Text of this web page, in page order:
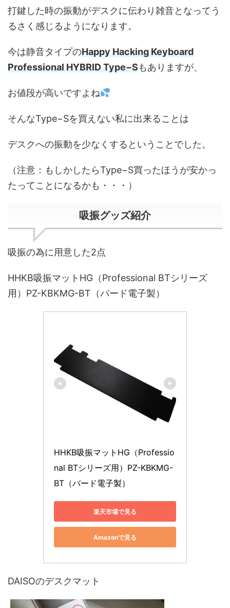
打鍵した時の振動がデスクに伝わり雑音となってう
るさく感じるようになります。
今は静音タイプのHappy Hacking Keyboard
Professional HYBRID Type−Sもありますが、
お値段が高いですよね
そんなType−Sを買えない私に出来ることは
デスクへの振動を少なくするということでした。
（注意：もしかしたらType−S買ったほうが安かっ
たってことになるかも・・・）
吸振グッズ紹介
吸振の為に用意した2点
HHKB吸振マットHG（Professional BTシリーズ
用）PZ-KBKMG-BT（バード電子製）
HHKB吸振マットHG（Professio
nal BTシリーズ用）PZ-KBKMG-
BT（バード電子製）
楽天市場で見る
Amazonで見る
DAISOのデスクマット